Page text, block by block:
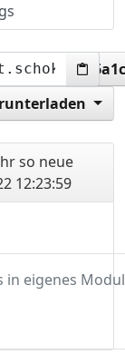
so neue
12:23:59